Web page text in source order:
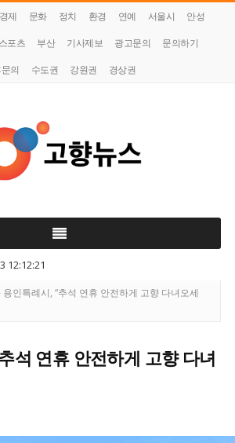
경제 문화 정치 환경 연예 서울시
안성
스포츠 부산 기사제보 광고문의
문의하기
의
수도권 강원권 경상권
12:12:21
용인특례시, “추석 연휴 안전하게 고향 다녀오세
석 연휴 안전하게 고향 다녀